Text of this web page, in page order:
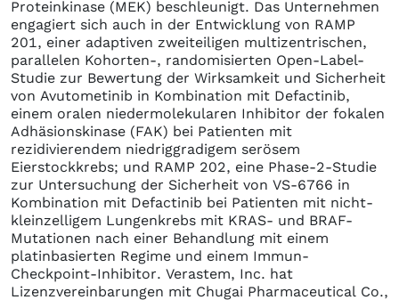
Proteinkinase (MEK) beschleunigt. Das Unternehmen
engagiert sich auch in der Entwicklung von RAMP
201, einer adaptiven zweiteiligen multizentrischen,
parallelen Kohorten-, randomisierten Open-Label-
Studie zur Bewertung der Wirksamkeit und Sicherheit
von Avutometinib in Kombination mit Defactinib,
einem oralen niedermolekularen Inhibitor der fokalen
Adhäsionskinase (FAK) bei Patienten mit
rezidivierendem niedriggradigem serösem
Eierstockkrebs; und RAMP 202, eine Phase-2-Studie
zur Untersuchung der Sicherheit von VS-6766 in
Kombination mit Defactinib bei Patienten mit nicht-
kleinzelligem Lungenkrebs mit KRAS- und BRAF-
Mutationen nach einer Behandlung mit einem
platinbasierten Regime und einem Immun-
Checkpoint-Inhibitor. Verastem, Inc. hat
Lizenzvereinbarungen mit Chugai Pharmaceutical Co.,